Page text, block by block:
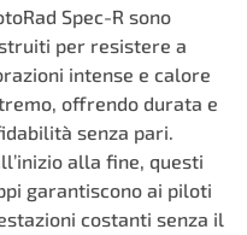
Spec-R sono
per resistere a
intense e calore
offrendo durata e
senza pari.
alla fine, questi
garantiscono ai piloti
costanti senza il